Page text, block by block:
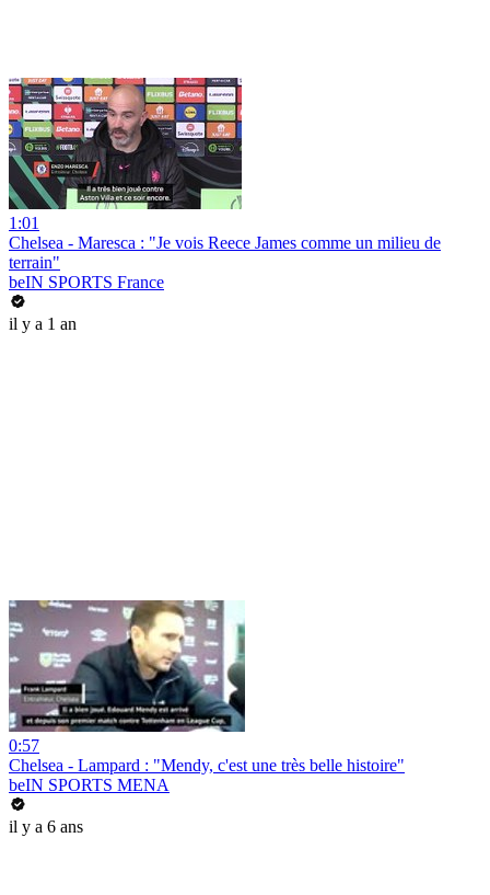
1:01
Chelsea - Maresca : "Je vois Reece James comme un milieu de
terrain"
beIN SPORTS France
il y a 1 an
0:57
Chelsea - Lampard : "Mendy, c'est une très belle histoire"
beIN SPORTS MENA
il y a 6 ans